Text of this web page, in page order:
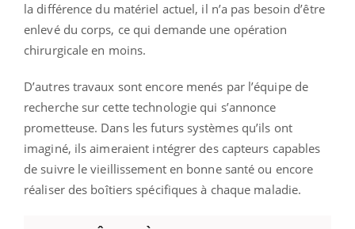
la différence du matériel actuel, il n’a pas besoin d’être
enlevé du corps, ce qui demande une opération
chirurgicale en moins.
D’autres travaux sont encore menés par l’équipe de
recherche sur cette technologie qui s’annonce
prometteuse. Dans les futurs systèmes qu’ils ont
imaginé, ils aimeraient intégrer des capteurs capables
de suivre le vieillissement en bonne santé ou encore
réaliser des boîtiers spécifiques à chaque maladie.